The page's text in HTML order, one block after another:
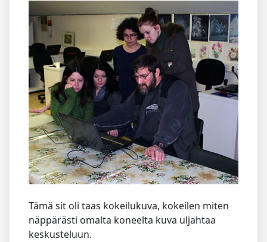
Tämä sit oli taas kokeilukuva, kokeilen miten
näppärästi omalta koneelta kuva uljahtaa
keskusteluun.